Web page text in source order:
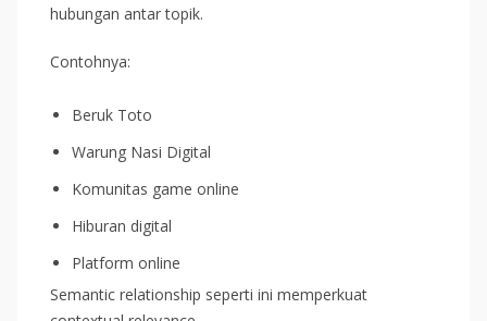
hubungan antar topik.
Contohnya:
Beruk Toto
Warung Nasi Digital
Komunitas game online
Hiburan digital
Platform online
Semantic relationship seperti ini memperkuat